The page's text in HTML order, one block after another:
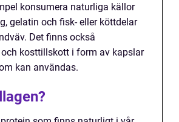
konsumera naturliga källor
gelatin och fisk- eller köttdelar
Det finns också
kosttillskott i form av kapslar
kan användas.